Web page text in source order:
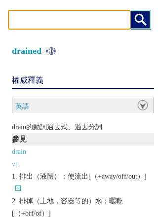
drained
權威釋義
英語
drain的動詞過去式、過去分詞
參見
drain
vt.
排出（液體）；使流出[（+away/off/out）]
排掉（土地，容器等的）水；曬乾
[（+off/of）]